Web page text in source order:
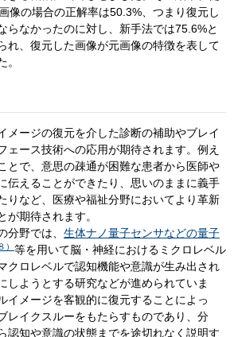
像の場合の正解率は50.3%、つまり復元し
らなかったのに対し、新手法では75.6%と
れ、復元した画像が元画像の特徴を表して
。
ージの復元を介した診断の補助やブレイ
ェース技術への応用が期待されます。例え
とで、意思の疎通が困難な患者から医師や
伝えることができたり、思いのままに義手
りなど、医療や福祉分野においてより革新
が期待されます。
野では、 生体ナノ量子センサなどの量子
） 等を用いて脳・神経におけるミクロレベル
クロレベルで認知機能や意識が生み出され
しようとする研究などが進められていま
イメージを客観的に復元することによっ
レイクスルーをもたらすものであり、分
認知や意識の状態までを途切れなく説明す